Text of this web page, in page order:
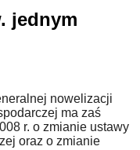
jednym
nowelizacji
ma zaś
r. o zmianie ustawy
oraz o zmianie